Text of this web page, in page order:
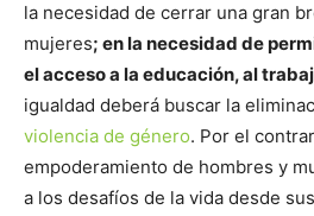
la necesidad de cerrar una gran
mujeres; en la necesidad de
el acceso a la educación, al
igualdad deberá buscar la
violencia de género. Por el
empoderamiento de hombres y
a los desafíos de la vida desde